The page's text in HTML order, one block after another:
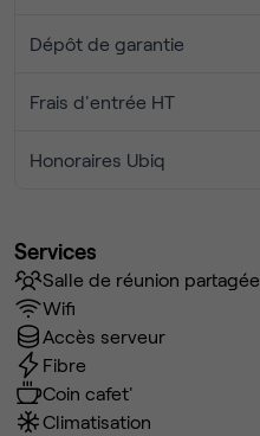
Dépôt de garantie
Frais d'entrée HT
Honoraires Ubiq
Services
Salle de réunion partagée
Wifi
Accès serveur
Fibre
Coin cafet'
Climatisation